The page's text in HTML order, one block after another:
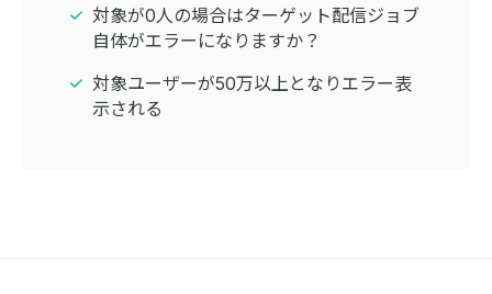
対象が0人の場合はターゲット配信ジョブ
自体がエラーになりますか？
対象ユーザーが50万以上となりエラー表
示される